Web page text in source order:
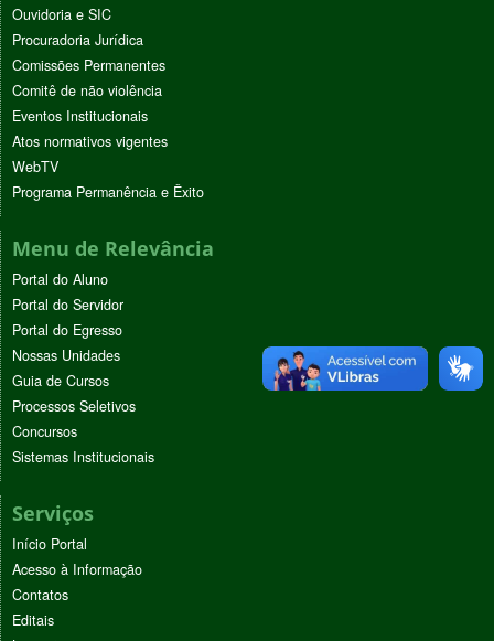
Ouvidoria e SIC
Procuradoria Jurídica
Comissões Permanentes
Comitê de não violência
Eventos Institucionais
Atos normativos vigentes
WebTV
Programa Permanência e Êxito
Menu de Relevância
Portal do Aluno
Portal do Servidor
Portal do Egresso
Nossas Unidades
Guia de Cursos
Processos Seletivos
Concursos
Sistemas Institucionais
Serviços
Início Portal
Acesso à Informação
Contatos
Editais